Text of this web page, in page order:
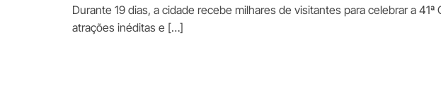
Durante 19 dias, a cidade recebe milhares de visitantes para celebrar a
atrações inéditas e […]